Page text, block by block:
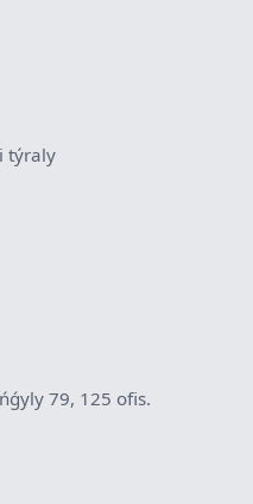
týraly
79, 125 ofis.